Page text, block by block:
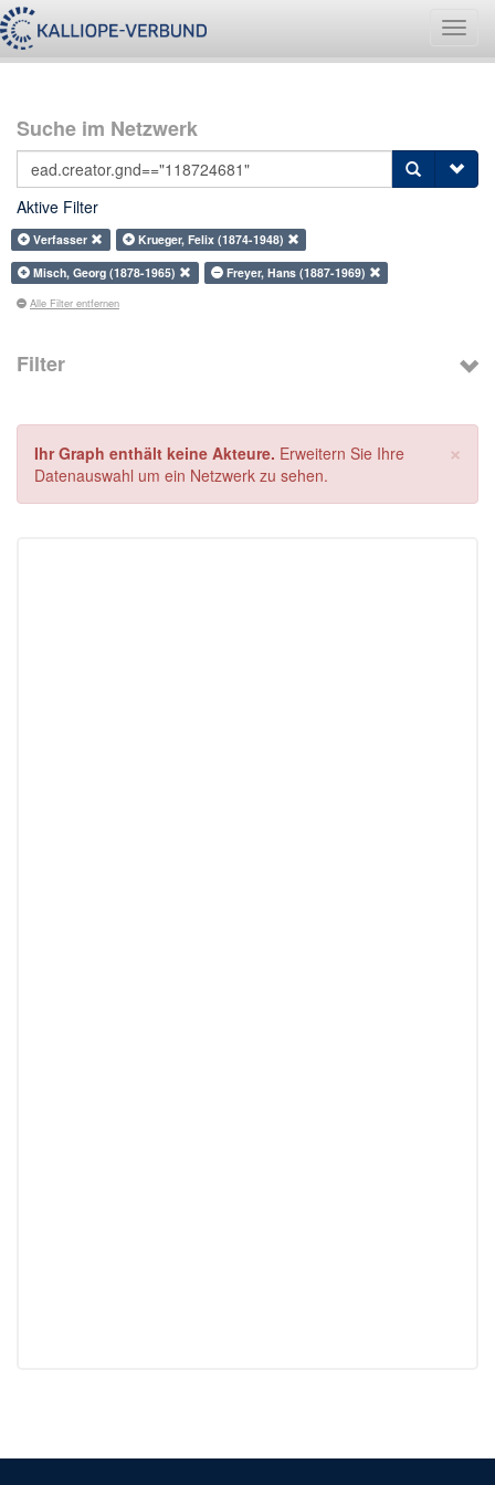
Suche im Netzwerk
Aktive Filter
Verfasser
Krueger, Felix (1874-1948)
Misch, Georg (1878-1965)
Freyer, Hans (1887-1969)
Alle Filter entfernen
Filter
×
Ihr Graph enthält keine Akteure. Erweitern Sie Ihre
Datenauswahl um ein Netzwerk zu sehen.